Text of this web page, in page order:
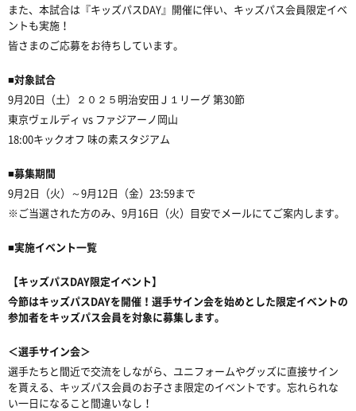
また、本試合は『キッズパスDAY』開催に伴い、キッズパス会員限定イベ
ントも実施！
皆さまのご応募をお待ちしています。
■対象試合
9月20日（土）２０２５明治安田Ｊ１リーグ 第30節
東京ヴェルディ vs ファジアーノ岡山
18:00キックオフ 味の素スタジアム
■募集期間
9月2日（火）～9月12日（金）23:59まで
※ご当選された方のみ、9月16日（火）目安でメールにてご案内します。
■実施イベント一覧
【キッズパスDAY限定イベント】
今節はキッズパスDAYを開催！選手サイン会を始めとした限定イベントの
参加者をキッズパス会員を対象に募集します。
＜選手サイン会＞
選手たちと間近で交流をしながら、ユニフォームやグッズに直接サイン
を貰える、キッズパス会員のお子さま限定のイベントです。忘れられな
い一日になること間違いなし！